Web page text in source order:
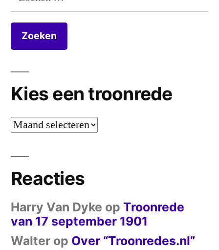
naar:
Kies een troonrede
Kies
Reacties
Harry Van Dyke op Troonrede
van 17 september 1901
Walter op Over “Troonredes.nl”